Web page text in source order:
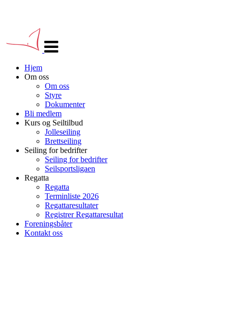
navigasjon
Hjem
Om oss
Om oss
Styre
Dokumenter
Bli medlem
Kurs og Seiltilbud
Jolleseiling
Brettseiling
Seiling for bedrifter
Seiling for bedrifter
Seilsportsligaen
Regatta
Regatta
Terminliste 2026
Regattaresultater
Registrer Regattaresultat
Foreningsbåter
Kontakt oss